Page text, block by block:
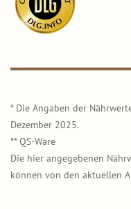
* Die Angaben der
Dezember 2025.
** QS-Ware
Die hier angegebenen
können von den aktuellen